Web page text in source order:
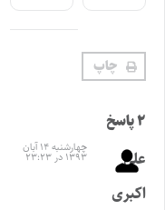
چاپ
۲ پاسخ
علی
اکبری
چهارشنبه ۱۴ آبان
۱۳۹۳ در ۲۳:۲۳